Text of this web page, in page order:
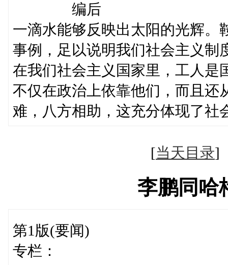
编后
一滴水能够反映出太阳的光辉。
事例，足以说明我们社会主义制
在我们社会主义国家里，工人是
不仅在政治上依靠他们，而且还
难，八方相助，这充分体现了社
[当天目录
李鹏同哈
第1版(要闻)
专栏：